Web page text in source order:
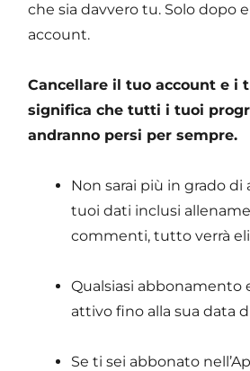
che sia davvero tu. Solo dopo
account.
Cancellare il tuo account e i
significa che tutti i tuoi
andranno persi per sempre.
Non sarai più in grado
tuoi dati inclusi
commenti, tutto verrà
Qualsiasi abbonamento
attivo fino alla sua data
Se ti sei abbonato